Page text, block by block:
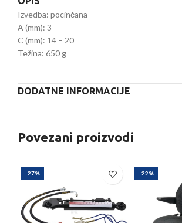
Izvedba: pocinčana
A (mm): 3
C (mm): 14 – 20
Težina: 650 g
DODATNE INFORMACIJE
Povezani proizvodi
-27% -22%